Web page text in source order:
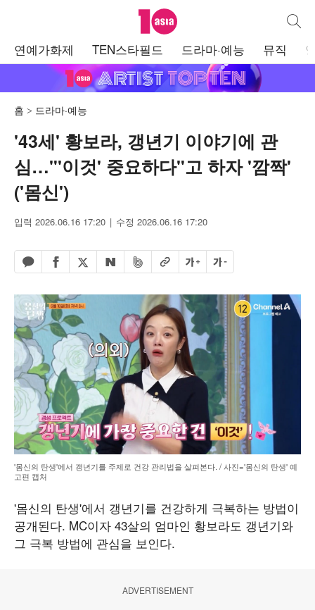
텐아시아 통합
연예가화제 TEN스타필드 드라마·예능 뮤직
홈 드라마·예능
'43세' 황보라, 갱년기 이야기에 관
심…"'이것' 중요하다"고 하자 '깜짝'
('몸신')
입력 2026.06.16 17:20 수정 2026.06.16 17:20
카카오톡 공유하기
페이스북 공유하기
엑스 공유하기
네이버 공유하기
밴드 공유하기
URL복사글자 크게글자 작게
'몸신의 탄생'에서 갱년기를 주제로 건강 관리법을 살펴본다. / 사진='몸신의 탄생' 예
고편 캡처
'몸신의 탄생'에서 갱년기를 건강하게 극복하는 방법이
공개된다. MC이자 43살의 엄마인 황보라도 갱년기와
그 극복 방법에 관심을 보인다.
ADVERTISEMENT